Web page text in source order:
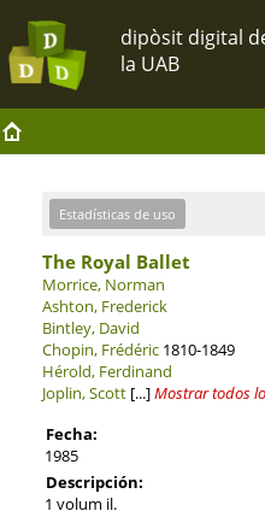
Estadísticas de uso
The Royal Ballet
Morrice, Norman
Ashton, Frederick
Bintley, David
Chopin, Frédéric1810-1849
Hérold, Ferdinand
Joplin, Scott [...]Mostrar todos
Fecha:
1985
Descripción:
1 volum il.